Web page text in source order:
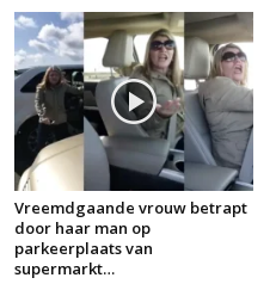
Vreemdgaande vrouw betrapt
door haar man op
parkeerplaats van
supermarkt…